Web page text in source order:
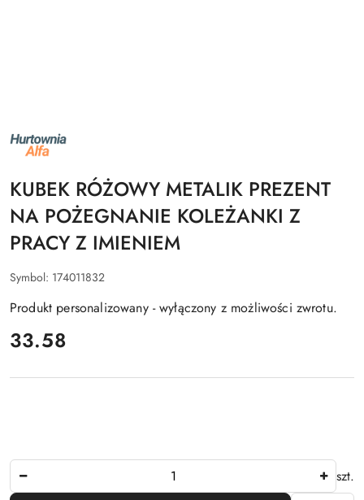
NAZWA
PRODUCENTA:
ALFA
KUBEK RÓŻOWY METALIK PREZENT
NA POŻEGNANIE KOLEŻANKI Z
PRACY Z IMIENIEM
Symbol: 174011832
Produkt personalizowany - wyłączony z możliwości zwrotu.
cena:
33.58
szt.